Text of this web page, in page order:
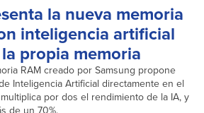
la nueva memoria
inteligencia artificial
propia memoria
RAM creado por Samsung propone
Inteligencia Artificial directamente en el
por dos el rendimiento de la IA, y